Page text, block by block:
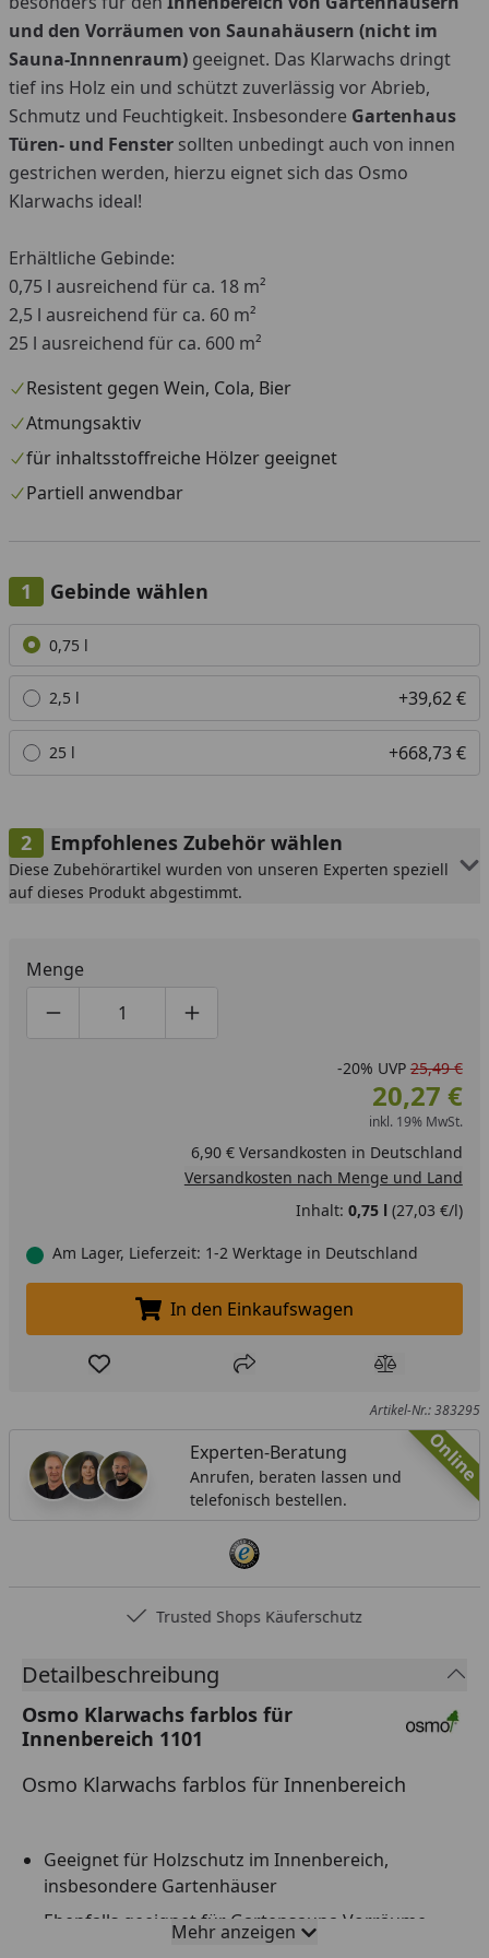
und den Vorräumen von Saunahäusern (nicht im
Sauna-Innnenraum) geeignet. Das Klarwachs dringt
tief ins Holz ein und schützt zuverlässig vor Abrieb,
Schmutz und Feuchtigkeit. Insbesondere Gartenhaus
Türen- und Fenster sollten unbedingt auch von innen
gestrichen werden, hierzu eignet sich das Osmo
Klarwachs ideal!
Erhältliche Gebinde:
0,75 l ausreichend für ca. 18 m²
2,5 l ausreichend für ca. 60 m²
25 l ausreichend für ca. 600 m²
Resistent gegen Wein, Cola, Bier
Atmungsaktiv
für inhaltsstoffreiche Hölzer geeignet
Partiell anwendbar
Gebinde wählen
Alle anzeigen (3)
0,75 l
2,5 l +39,62 €
25 l +668,73 €
Empfohlenes Zubehör wählen
Diese Zubehörartikel wurden von unseren Experten speziell
auf dieses Produkt abgestimmt.
Menge
Produktmenge um eins verringern
Produktmenge manuell eingeben
Produktmenge um eins erhöhen
-20% UVP 25,49 €
20,27 €
inkl. 19% MwSt.
6,90 € Versandkosten in Deutschland
Versandkosten nach Menge und Land
Inhalt: 0,75 l (27,03 €/l)
Am Lager, Lieferzeit: 1-2 Werktage in Deutschland
In den Einkaufswagen legen
In den Einkaufswagen
Produkt zur Wunschliste hinzufügen
Teilen Produkt
Artikel-Nr.: 383295
Online
Experten-Beratung
Anrufen, beraten lassen und
telefonisch bestellen.
Trusted Shops Käuferschutz
Detailbeschreibung
Osmo Klarwachs farblos für
Innenbereich 1101
Osmo Klarwachs farblos für Innenbereich
Geeignet für Holzschutz im Innenbereich,
insbesondere Gartenhäuser
Ebenfalls geeignet für Gartensauna Vorräume
(nicht für den Sauna-Innenbereich geeignet)
Mehr anzeigen